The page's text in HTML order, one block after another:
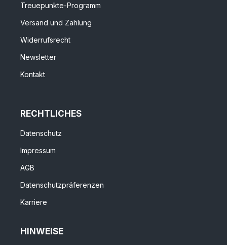
Treuepunkte-Programm
Versand und Zahlung
Widerrufsrecht
Newsletter
Kontakt
RECHTLICHES
Datenschutz
Impressum
AGB
Datenschutzpräferenzen
Karriere
HINWEISE